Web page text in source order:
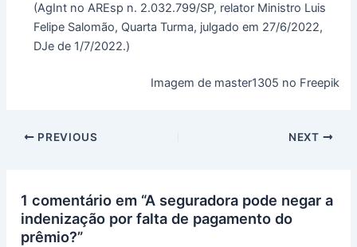
(AgInt no AREsp n. 2.032.799/SP, relator Ministro Luis
Felipe Salomão, Quarta Turma, julgado em 27/6/2022,
DJe de 1/7/2022.)
Imagem de master1305 no Freepik
PREVIOUS NEXT
1 comentário em “A seguradora pode negar a
indenização por falta de pagamento do
prêmio?”